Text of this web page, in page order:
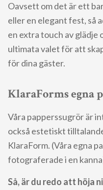
Oavsett om det är ett
eller en elegant fest, så
en extra touch av glädje
ultimata valet för att
för dina gäster.
KlaraForms egna
Våra papperssugrör är
också estetiskt
KlaraForm. (Våra egna
fotograferade i en
Så, är du redo att höja